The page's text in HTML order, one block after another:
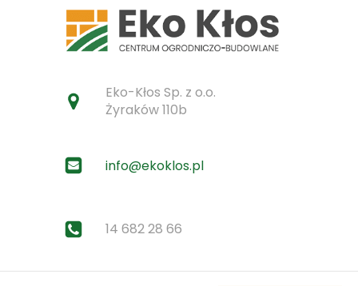
Eko-Kłos Sp. z o.o.
Żyraków 110b
info@ekoklos.pl
14 682 28 66